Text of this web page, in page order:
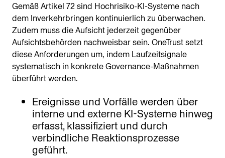
Gemäß Artikel 72 sind Hochrisiko-KI-Systeme nach
dem Inverkehrbringen kontinuierlich zu überwachen.
Zudem muss die Aufsicht jederzeit gegenüber
Aufsichtsbehörden nachweisbar sein. OneTrust setzt
diese Anforderungen um, indem Laufzeitsignale
systematisch in konkrete Governance-Maßnahmen
überführt werden.
Ereignisse und Vorfälle werden über
interne und externe KI-Systeme hinweg
erfasst, klassifiziert und durch
verbindliche Reaktionsprozesse
geführt.